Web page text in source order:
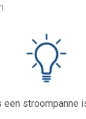
een stroompanne